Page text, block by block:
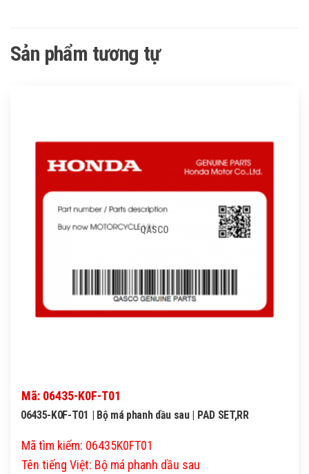
Sản phẩm tương tự
QASCO
Mã: 06435-K0F-T01
06435-K0F-T01 | Bộ má phanh dầu sau | PAD SET,RR
Mã tìm kiếm: 06435K0FT01
Tên tiếng Việt: Bộ má phanh dầu sau